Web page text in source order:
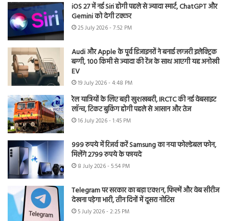
iOS 27 में नई Siri होगी पहले से ज्यादा स्मार्ट, ChatGPT और
Gemini को देगी टक्कर
25 July 2026 - 7:52 PM
Audi और Apple के पूर्व डिजाइनरों ने बनाई लग्जरी इलेक्ट्रिक
बग्गी, 100 किमी से ज्यादा की रेंज के साथ आएगी यह अनोखी
EV
19 July 2026 - 4:48 PM
रेल यात्रियों के लिए बड़ी खुशखबरी, IRCTC की नई वेबसाइट
लॉन्च, टिकट बुकिंग होगी पहले से आसान और तेज
16 July 2026 - 1:45 PM
999 रुपये में रिजर्व करें Samsung का नया फोल्डेबल फोन,
मिलेंगे 2799 रुपये के फायदे
8 July 2026 - 5:54 PM
Telegram पर सरकार का बड़ा एक्शन, फिल्में और वेब सीरीज
देखना पड़ेगा भारी, तीन दिनों में दूसरा नोटिस
5 July 2026 - 2:25 PM